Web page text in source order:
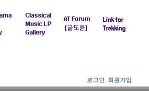
로그인 회원가입